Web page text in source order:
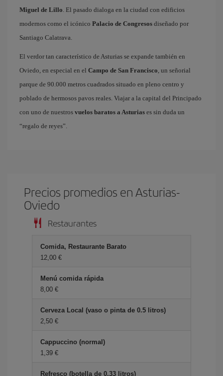
Miguel de Lillo. El pasado dialoga en la ciudad con edificios
modernos como el icónico Palacio de Congresos diseñado por
Santiago Calatrava.
El verdor tan característico de Asturias se expande también en
Oviedo, en especial en el Campo de San Francisco, un señorial
parque de 90.000 metros cuadrados situado en pleno centro y
poblado de hermosos pavos reales. Viajar a la capital del Principado
con uno de nuestros vuelos baratos a Asturias es sin duda un
“regalo de reyes”.
Precios promedios en Asturias-
Oviedo
Restaurantes
Comida, Restaurante Barato
12,00 €
Menú comida rápida
8,00 €
Cerveza Local (vaso o pinta de 0.5 litros)
2,50 €
Cappuccino (normal)
1,39 €
Refresco (botella de 0.33 litros)